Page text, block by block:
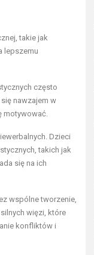
takie jak
lepszemu
często
nawzajem w
motywować.
Dzieci
takich jak
się na ich
wspólne tworzenie,
więzi, które
konfliktów i